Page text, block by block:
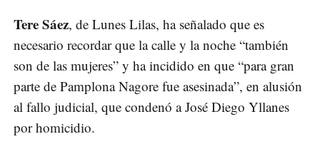
Tere Sáez, de Lunes Lilas, ha señalado que es
necesario recordar que la calle y la noche “también
son de las mujeres” y ha incidido en que “para gran
parte de Pamplona Nagore fue asesinada”, en alusión
al fallo judicial, que condenó a José Diego Yllanes
por homicidio.